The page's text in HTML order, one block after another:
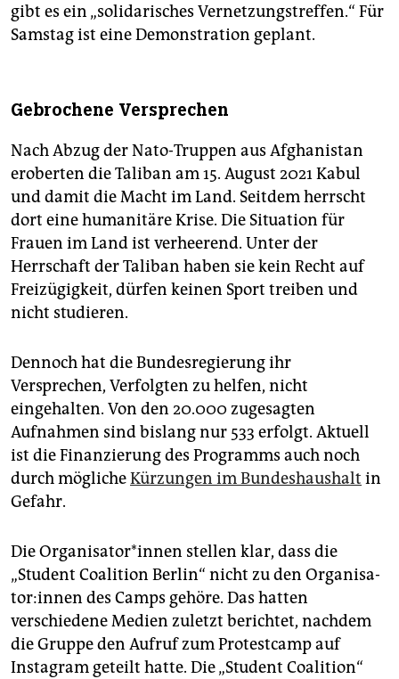
gibt es ein „solidarisches Vernetzungstreffen.“ Für
Samstag ist eine Demonstration geplant.
Gebrochene Versprechen
Nach Abzug der Nato-Truppen aus Afghanistan
eroberten die Taliban am 15. August 2021 Kabul
und damit die Macht im Land. Seitdem herrscht
dort eine humanitäre Krise. Die Situation für
Frauen im Land ist verheerend. Unter der
Herrschaft der Taliban haben sie kein Recht auf
Freizügigkeit, dürfen keinen Sport treiben und
nicht studieren.
Dennoch hat die Bundesregierung ihr
Versprechen, Verfolgten zu helfen, nicht
eingehalten. Von den 20.000 zugesagten
Aufnahmen sind bislang nur 533 erfolgt. Aktuell
ist die Finanzierung des Programms auch noch
durch möglicheKürzungen im Bundeshaushalt in
Gefahr.
Die Or­ga­ni­sa­to­r*in­nen stellen klar, dass die
„Student Coalition Berlin“ nicht zu den Or­ga­ni­sa­
to­r:in­nen des Camps gehöre. Das hatten
verschiedene Medien zuletzt berichtet, nachdem
die Gruppe den Aufruf zum Protestcamp auf
Instagram geteilt hatte. Die „Student Coalition“